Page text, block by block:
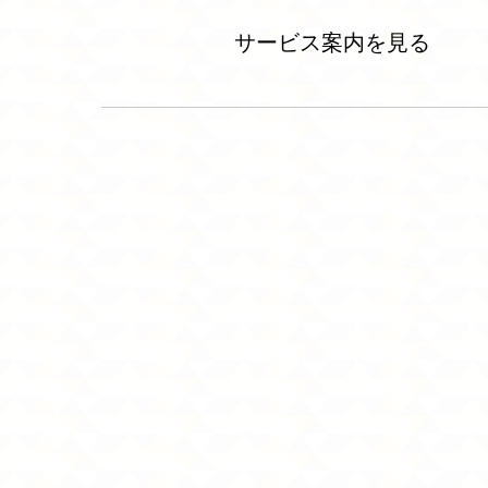
サービス案内を見る